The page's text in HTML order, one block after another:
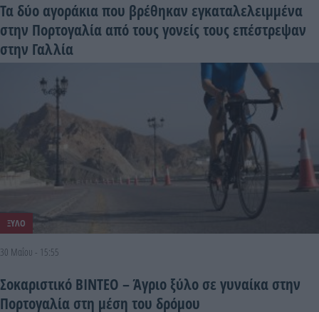
Τα δύο αγοράκια που βρέθηκαν εγκαταλελειμμένα
στην Πορτογαλία από τους γονείς τους επέστρεψαν
στην Γαλλία
ΞΥΛΟ
30 Μαΐου - 15:55
Σοκαριστικό ΒΙΝΤΕΟ – Άγριο ξύλο σε γυναίκα στην
Πορτογαλία στη μέση του δρόμου